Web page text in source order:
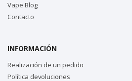
Vape Blog
Contacto
INFORMACIÓN
Realización de un pedido
Política devoluciones